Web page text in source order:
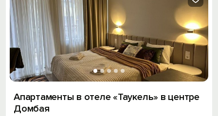
Апартаменты в отеле «Taукeль» в центре
Домбая